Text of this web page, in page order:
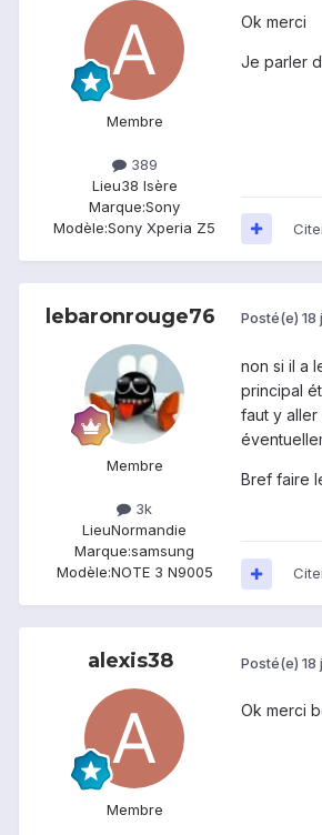
Membre
389
Lieu38 Isère
Marque:Sony
Modèle:Sony Xperia Z5
Ok merci
Je parler
lebaronrouge76
Membre
3k
LieuNormandie
Marque:samsung
Modèle:NOTE 3 N9005
Posté(e) 18
non si il a
principal
faut y
Bref faire
alexis38
Membre
Posté(e) 18
Ok merci